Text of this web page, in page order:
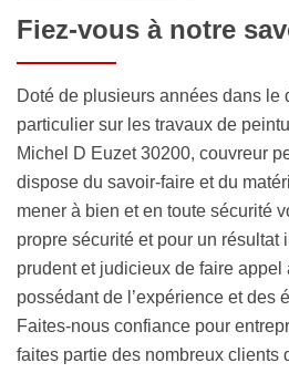
Fiez-vous à notre
Doté de plusieurs années dans le
particulier sur les travaux de
Michel D Euzet 30200, couvreur
dispose du savoir-faire et du
mener à bien et en toute sécurité
propre sécurité et pour un résultat
prudent et judicieux de faire appel
possédant de l’expérience et des
Faites-nous confiance pour
faites partie des nombreux clients